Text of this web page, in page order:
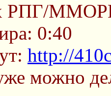
РПГ/
0:40
http://
можно